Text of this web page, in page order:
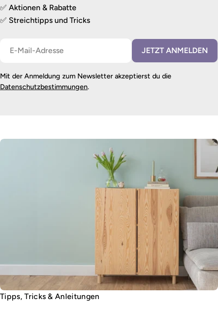
✅ Aktionen & Rabatte
✅ Streichtipps und Tricks
JETZT ANMELDEN
Mit der Anmeldung zum Newsletter akzeptierst du die
Datenschutzbestimmungen.
Tipps, Tricks & Anleitungen